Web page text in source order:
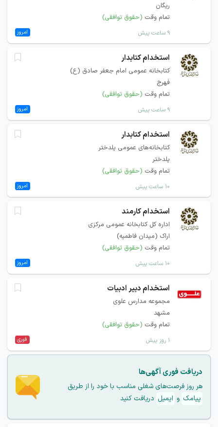
ریگان
تمام وقت (حقوق توافقی)
۹ ساعت پیش امروز
استخدام کتابدار
کتابخانه عمومی امام جعفر صادق (ع)
فهرج
تمام وقت (حقوق توافقی)
۹ ساعت پیش امروز
استخدام کتابدار
کتابخانه‌های عمومی پلدختر
پلدختر
تمام وقت (حقوق توافقی)
۱۰ ساعت پیش امروز
استخدام کارمند
اداره کل کتابخانه عمومی مرکزی
اراک (میدان فاطمیه)
تمام وقت (حقوق توافقی)
۱۰ ساعت پیش امروز
استخدام دبیر ادبیات
مجموعه مدارس علوی
مشهد
تمام وقت (حقوق توافقی)
۱ روز پیش فوری
دریافت فوری آگهی‌ها
هر روز فرصت‌های شغلی مناسب با خود را از طریق
پیامک و ایمیل دریافت کنید